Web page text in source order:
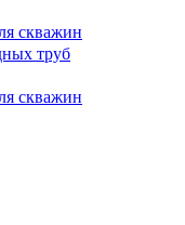
скважин
труб
скважин